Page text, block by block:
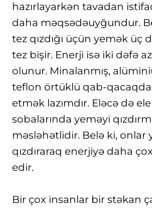
hazırlayarkən tavadan
daha məqsədəuyğundur.
tez qızdığı üçün yemək üç
tez bişir. Enerji isə iki dəfə
olunur. Minalanmış,
teflon örtüklü qab-
etmək lazımdır. Eləcə də
sobalarında yeməyi
məsləhətlidir. Belə ki, onlar
qızdıraraq enerjiyə daha
edir.
Bir çox insanlar bir stəkan